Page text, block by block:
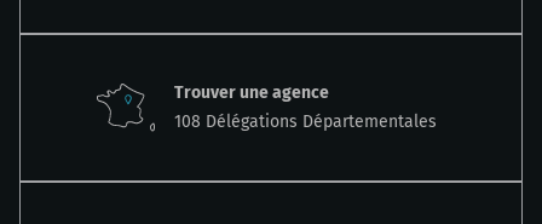
Trouver une agence
108 Délégations Départementales